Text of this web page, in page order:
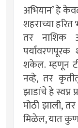
अभियान‌’ हे
शहराच्या
तर नाशिक
शकेल. म्हणून
नव्हे, तर
झाडांचे हे स्वप्न
मोठी झाली,
मिळेल, यात